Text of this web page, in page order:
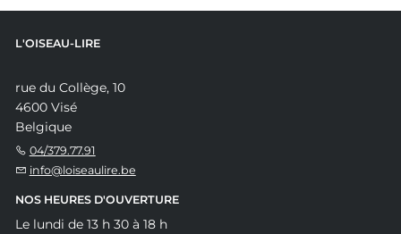
L'OISEAU-LIRE
rue du Collège, 10
4600 Visé
Belgique
04/379.77.91
info@loiseaulire.be
NOS HEURES D'OUVERTURE
Le lundi de 13 h 30 à 18 h